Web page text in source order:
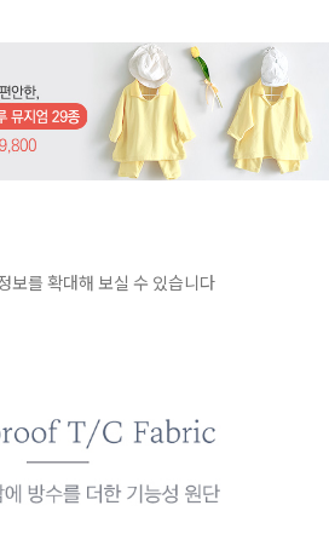
보를 확대해 보실 수 있습니다